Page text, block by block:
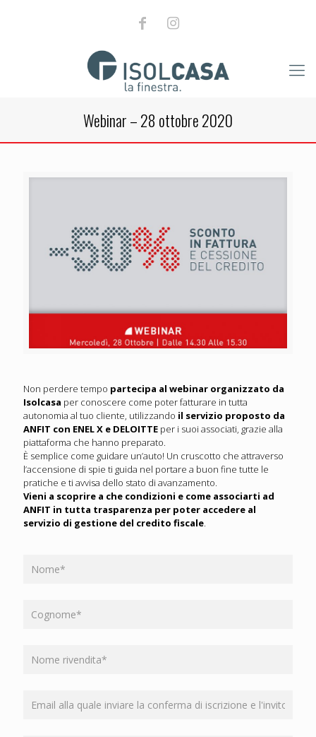
Webinar – 28 ottobre 2020
Non perdere tempo partecipa al webinar organizzato da
Isolcasa per conoscere come poter fatturare in tutta
autonomia al tuo cliente, utilizzando il servizio proposto da
ANFIT con ENEL X e DELOITTE per i suoi associati, grazie alla
piattaforma che hanno preparato.
È semplice come guidare un’auto! Un cruscotto che attraverso
l’accensione di spie ti guida nel portare a buon fine tutte le
pratiche e ti avvisa dello stato di avanzamento.
Vieni a scoprire a che condizioni e come associarti ad
ANFIT in tutta trasparenza per poter accedere al
servizio di gestione del credito fiscale.